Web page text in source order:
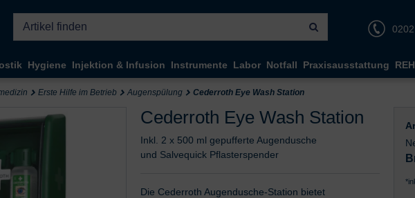
Hygiene Injektion & Infusion Instrumente Labor Notfall Praxisausstattung
Erste Hilfe im Betrieb Augenspülung Cederroth Eye Wash Station
Cederroth Eye Wash Station
Inkl. 2 x 500 ml gepufferte Augendusche
und Salvequick Pflasterspender
Die Cederroth Augendusche-Station bietet